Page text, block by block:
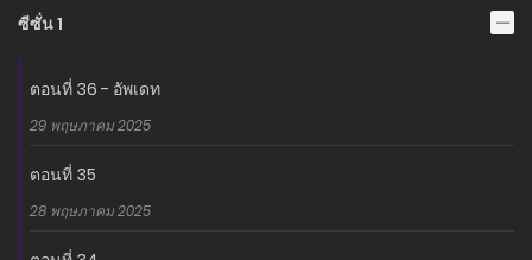
ซีซั่น 1
ตอนที่ 36 - อัพเดท
29 พฤษภาคม 2025
ตอนที่ 35
28 พฤษภาคม 2025